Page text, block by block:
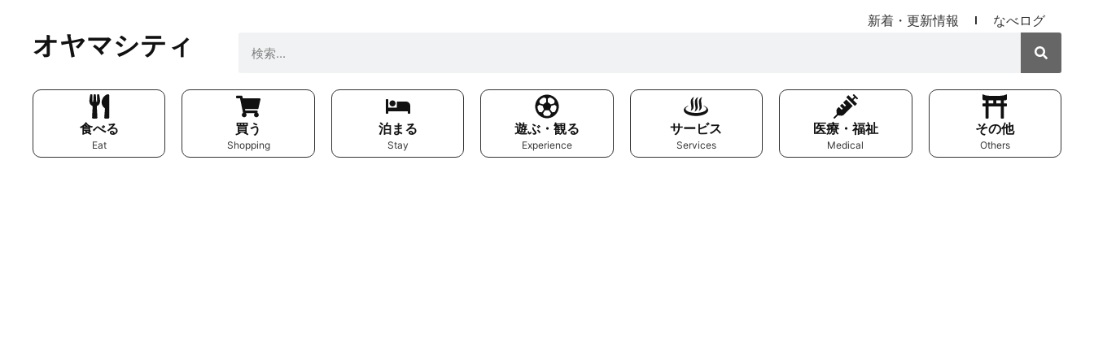
新着・更新情報 なべログ
オヤマシティ
食べる
Eat
買う
Shopping
泊まる
Stay
遊ぶ・観る
Experience
サービス
Services
医療・福祉
Medical
その他
Others